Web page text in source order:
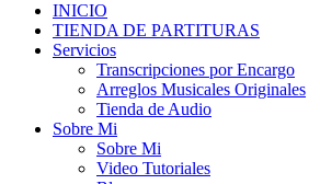
INICIO
TIENDA DE PARTITURAS
Servicios
Transcripciones por Encargo
Arreglos Musicales Originales
Tienda de Audio
Sobre Mi
Sobre Mi
Video Tutoriales